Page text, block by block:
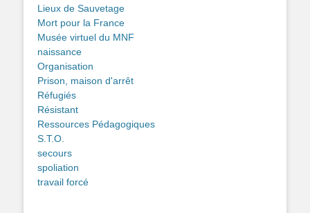
Lieux de Sauvetage
Mort pour la France
Musée virtuel du MNF
naissance
Organisation
Prison, maison d'arrêt
Réfugiés
Résistant
Ressources Pédagogiques
S.T.O.
secours
spoliation
travail forcé